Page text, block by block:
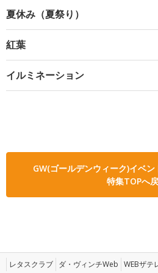
夏休み（夏祭り）
紅葉
イルミネーション
GW(ゴールデンウィーク)イベ
特集TOPへ
レタスクラブ ダ・ヴィンチWeb WEBザテ